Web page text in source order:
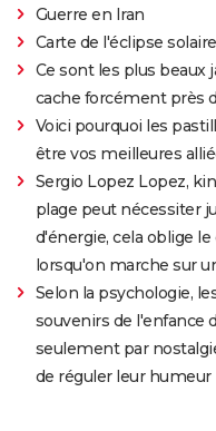
Guerre en Iran
Carte de l'éclipse
Ce sont les plus beaux
cache forcément près
Voici pourquoi les
être vos meilleures
Sergio Lopez Lopez,
plage peut nécessiter
d'énergie, cela oblige
lorsqu'on marche sur
Selon la psychologie,
souvenirs de l'enfance
seulement par
de réguler leur humeur